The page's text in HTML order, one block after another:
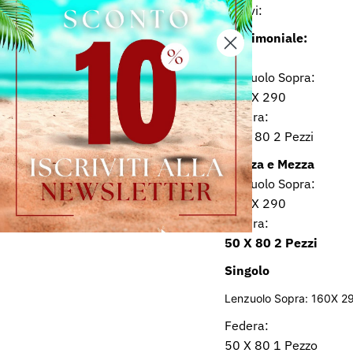
Ricevi:
Matrimoniale:
Lenzuolo Sopra:
260 X 290
Federa:
50 X 80 2 Pezzi
Piazza e Mezza
Lenzuolo Sopra:
200 X 290
Federa:
50 X 80 2 Pezzi
Singolo
Lenzuolo Sopra: 160X
Federa:
50 X 80 1 Pezzo